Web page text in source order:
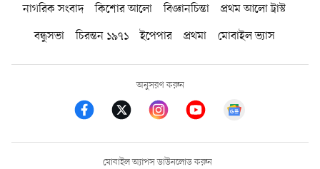
নাগরিক সংবাদ কিশোর আলো বিজ্ঞানচিন্তা
প্রথম আলো ট্রাস্ট
বন্ধুসভা
চিরন্তন ১৯৭১ ইপেপার প্রথমা মোবাইল ভ্যাস
অনুসরণ করুন
মোবাইল অ্যাপস ডাউনলোড করুন